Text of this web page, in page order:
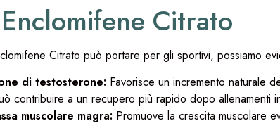
Citrato
Citrato può portare per gli sportivi, possiamo
di testosterone: Favorisce un incremento naturale
contribuire a un recupero più rapido dopo allenamenti
muscolare magra: Promuove la crescita muscolare